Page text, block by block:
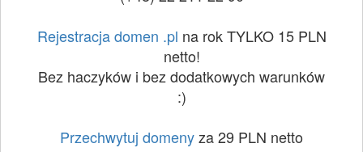
Rejestracja domen .pl na rok TYLKO 15 PLN
netto!
Bez haczyków i bez dodatkowych warunków
:)
Przechwytuj domenyza 29 PLN netto